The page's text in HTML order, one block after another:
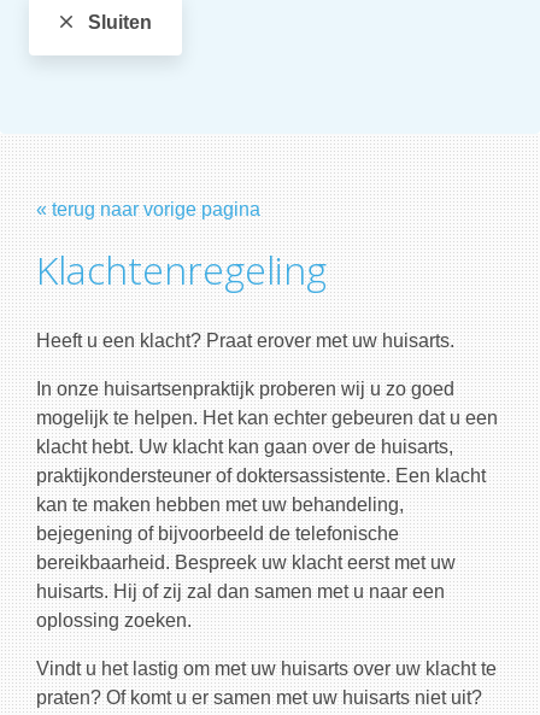
Sluiten
« terug naar vorige pagina
Klachtenregeling
Heeft u een klacht? Praat erover met uw huisarts.
In onze huisartsenpraktijk proberen wij u zo goed
mogelijk te helpen. Het kan echter gebeuren dat u een
klacht hebt. Uw klacht kan gaan over de huisarts,
praktijkondersteuner of doktersassistente. Een klacht
kan te maken hebben met uw behandeling,
bejegening of bijvoorbeeld de telefonische
bereikbaarheid. Bespreek uw klacht eerst met uw
huisarts. Hij of zij zal dan samen met u naar een
oplossing zoeken.
Vindt u het lastig om met uw huisarts over uw klacht te
praten? Of komt u er samen met uw huisarts niet uit?